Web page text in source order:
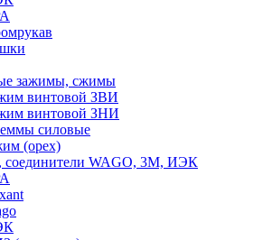
зажимы, сжимы
винтовой ЗВИ
винтовой ЗНИ
силовые
(орех)
WAGO, 3M, ИЭК